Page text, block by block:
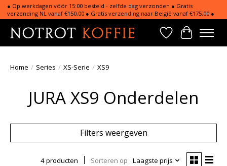
● Op werkdagen vóór 15:00 besteld - zelfde dag verzonden ● Gratis
verzending NL vanaf €150,00 ● Gratis verzending naar België vanaf €175,00 ●
Verlanglijst
Home / Series / XS-Serie / XS9
JURA XS9 Onderdelen
Filters weergeven
4 producten Sorteren op Laagste prijs